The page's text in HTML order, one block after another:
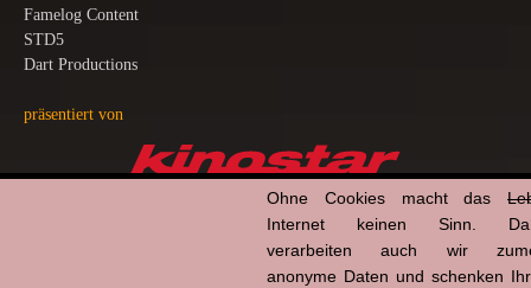
Famelog Content
STD5
Dart Productions
präsentiert von
Ohne Cookies macht das
Internet keinen Sinn.
verarbeiten auch wir
anonyme Daten und schenken